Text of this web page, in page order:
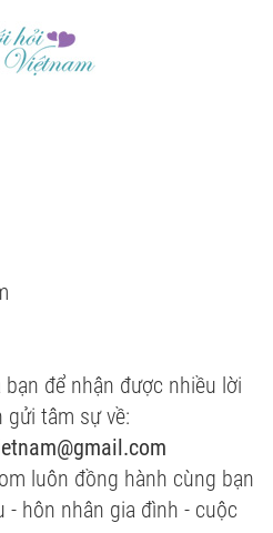
để nhận được nhiều lời
gửi tâm sự về:
luôn đồng hành cùng bạn
- hôn nhân gia đình - cuộc